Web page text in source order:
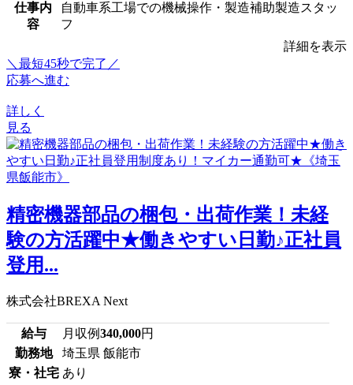
仕事内
容
自動車系工場での機械操作・製造補助製造スタッ
フ
詳細を表示
＼最短45秒で完了／
応募へ進む
詳しく
見る
精密機器部品の梱包・出荷作業！未経
験の方活躍中★働きやすい日勤♪正社員
登用...
株式会社BREXA Next
給与 月収例340,000円
勤務地
埼玉県 飯能市
寮・社宅 あり